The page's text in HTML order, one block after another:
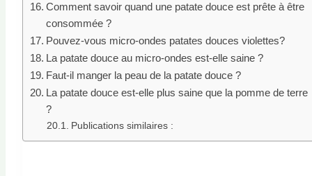
Comment savoir quand une patate douce est prête à être
consommée ?
Pouvez-vous micro-ondes patates douces violettes?
La patate douce au micro-ondes est-elle saine ?
Faut-il manger la peau de la patate douce ?
La patate douce est-elle plus saine que la pomme de terre
?
Publications similaires :